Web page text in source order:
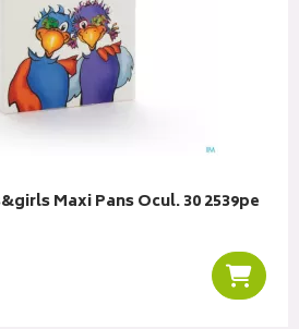
Maxi Pans Ocul. 30 2539pe